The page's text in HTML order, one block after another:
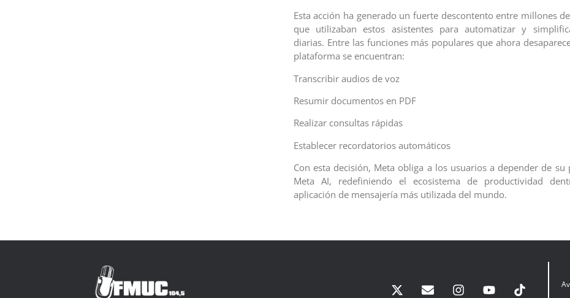
Esta acción ha generado un fuerte descontento entre millones
que utilizaban estos asistentes para automatizar y
diarias. Entre las funciones más populares que ahora
plataforma se encuentran:
Transcribir audios de voz
Resumir documentos en PDF
Realizar consultas rápidas
Establecer recordatorios automáticos
Con esta decisión, Meta obliga a los usuarios a depender de su
Meta AI, redefiniendo el ecosistema de productividad
aplicación de mensajería más utilizada del mundo.